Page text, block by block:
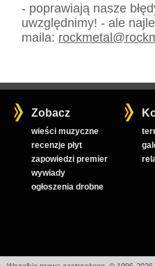
- poprawiają nasze
uwzględnimy! - ale
maila: rockmetal@
Zobacz
wieści muzyczne
recenzje płyt
zapowiedzi premier
wywiady
ogłoszenia drobne